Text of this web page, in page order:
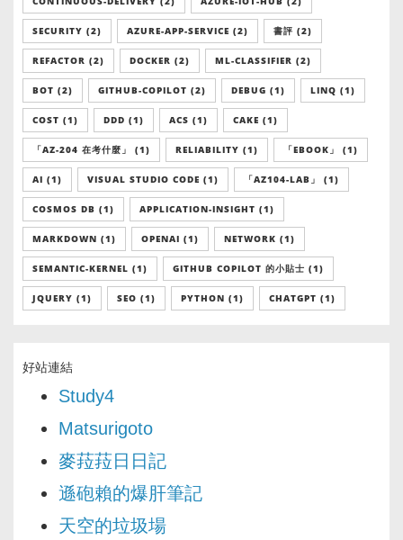
SECURITY (2) AZURE-APP-SERVICE (2) 書評 (2)
REFACTOR (2) DOCKER (2) ML-CLASSIFIER (2)
BOT (2) GITHUB-COPILOT (2) DEBUG (1) LINQ (1)
COST (1) DDD (1) ACS (1) CAKE (1)
「AZ-204 在考什麼」 (1) RELIABILITY (1) 「EBOOK」 (1)
AI (1) VISUAL STUDIO CODE (1) 「AZ104-LAB」 (1)
COSMOS DB (1) APPLICATION-INSIGHT (1)
MARKDOWN (1) OPENAI (1) NETWORK (1)
SEMANTIC-KERNEL (1) GITHUB COPILOT 的小貼士 (1)
JQUERY (1) SEO (1) PYTHON (1) CHATGPT (1)
好站連結
Study4
Matsurigoto
麥菈菈日日記
遜砲賴的爆肝筆記
天空的垃圾場